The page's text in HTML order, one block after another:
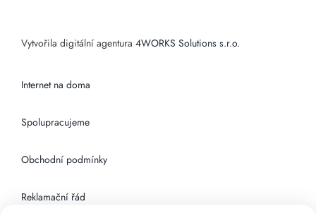
Vytvořila digitální agentura 4WORKS Solutions s.r.o.
Internet na doma
Spolupracujeme
Obchodní podmínky
Reklamační řád